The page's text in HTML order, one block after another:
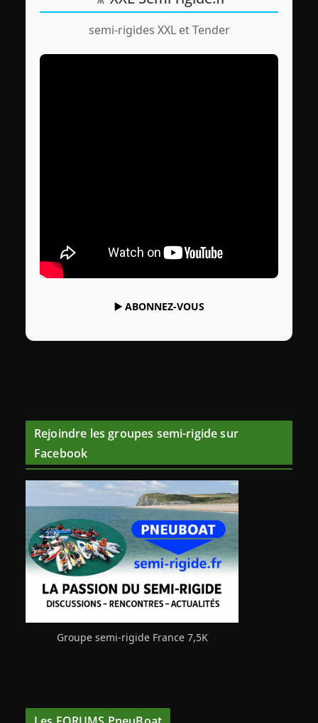
semi-rigides XXL et Tender
▶️ ABONNEZ-VOUS
Rejoindre les groupes semi-rigide sur
Facebook
Groupe semi-rigide France 7,5K